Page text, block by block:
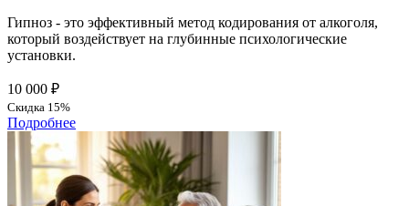
Гипноз - это эффективный метод кодирования от алкоголя,
который воздействует на глубинные психологические
установки.
10 000 ₽
Скидка 15%
Подробнее